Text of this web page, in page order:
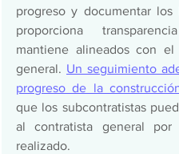
progreso y documentar los
proporciona
mantiene alineados con el
general. Un seguimiento
progreso de la
que los subcontratistas
al contratista general por
realizado.